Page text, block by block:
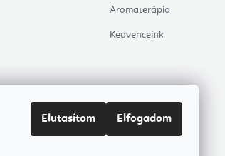
Elutasítom Elfogadom
Aromaterápia
Kedvenceink
Süti beállítások szerkesztése